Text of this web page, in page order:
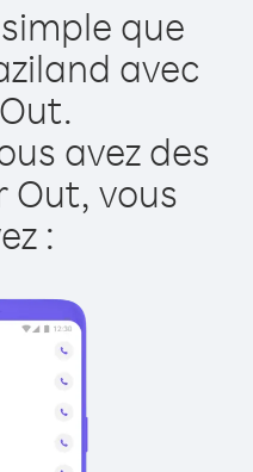
que
avec
avez des
Out, vous
: